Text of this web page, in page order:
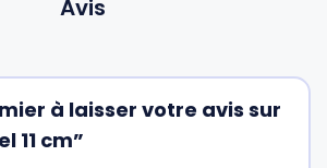
Avis
à laisser votre avis sur
11 cm”